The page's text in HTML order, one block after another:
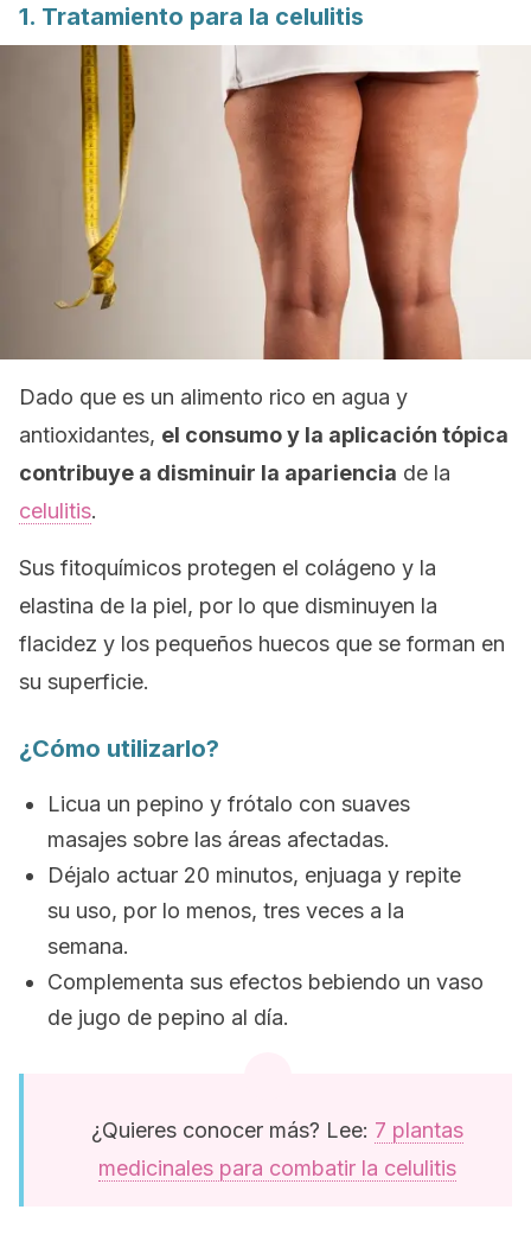
1. Tratamiento para la celulitis
Dado que es un alimento rico en agua y
antioxidantes, el consumo y la aplicación tópica
contribuye a disminuir la apariencia de la
celulitis.
Sus fitoquímicos protegen el colágeno y la
elastina de la piel, por lo que disminuyen la
flacidez y los pequeños huecos que se forman en
su superficie.
¿Cómo utilizarlo?
Licua un pepino y frótalo con suaves
masajes sobre las áreas afectadas.
Déjalo actuar 20 minutos, enjuaga y repite
su uso, por lo menos, tres veces a la
semana.
Complementa sus efectos bebiendo un vaso
de jugo de pepino al día.
¿Quieres conocer más? Lee: 7 plantas
medicinales para combatir la celulitis